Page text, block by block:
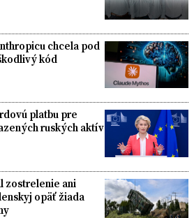
chcela pod
kód
platbu pre
ruských aktív
zostrelenie ani
opäť žiada